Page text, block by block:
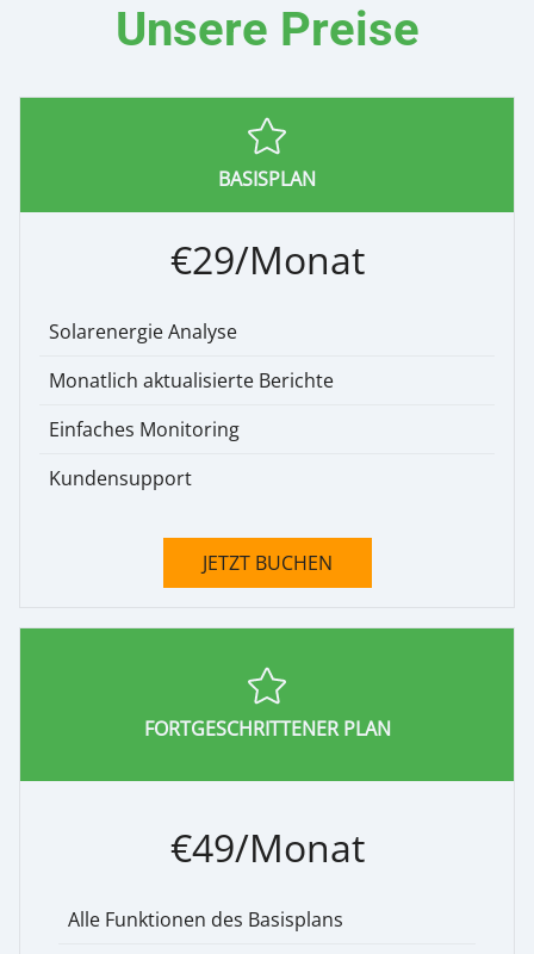
Unsere Preise
BASISPLAN
€29/Monat
Solarenergie Analyse
Monatlich aktualisierte Berichte
Einfaches Monitoring
Kundensupport
JETZT BUCHEN
FORTGESCHRITTENER PLAN
€49/Monat
Alle Funktionen des Basisplans